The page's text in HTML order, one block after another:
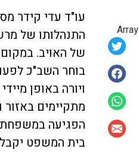
Array
עו"ד עדי קידר
התנהלותו של
של האויב.
בוחר השב"כ
ויורה באופן
מתקיימים
הפגיעה
בית המשפט יקבל